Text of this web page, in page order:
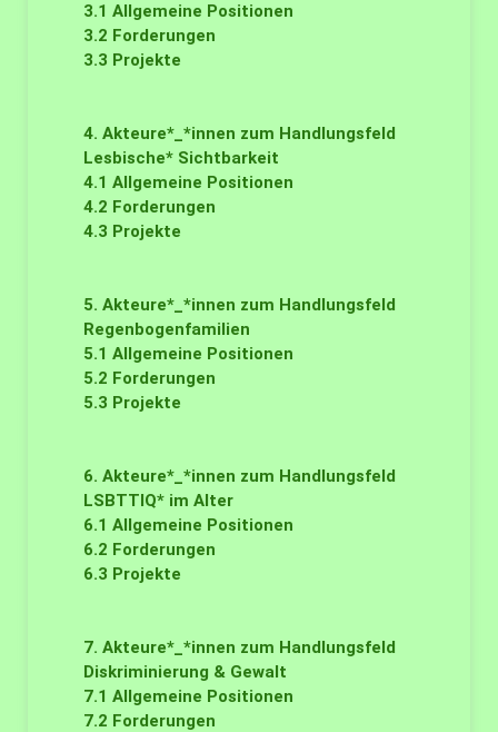
3.1 Allgemeine Positionen
3.2 Forderungen
3.3 Projekte
4. Akteure*_*innen zum Handlungsfeld
Lesbische* Sichtbarkeit
4.1 Allgemeine Positionen
4.2 Forderungen
4.3 Projekte
5. Akteure*_*innen zum Handlungsfeld
Regenbogenfamilien
5.1 Allgemeine Positionen
5.2 Forderungen
5.3 Projekte
6. Akteure*_*innen zum Handlungsfeld
LSBTTIQ* im Alter
6.1 Allgemeine Positionen
6.2 Forderungen
6.3 Projekte
7. Akteure*_*innen zum Handlungsfeld
Diskriminierung & Gewalt
7.1 Allgemeine Positionen
7.2 Forderungen